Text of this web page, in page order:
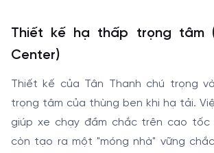
Thiết kế hạ thấp trọng tâm
Center)
Thiết kế của Tân Thanh chú trọng
trọng tâm của thùng ben khi hạ tải.
giúp xe chạy đầm chắc trên cao
còn tạo ra một "móng nhà" vững